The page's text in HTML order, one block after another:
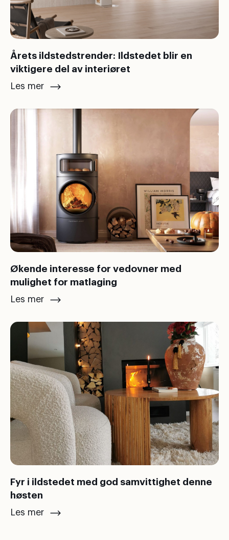
Årets ildstedstrender: Ildstedet blir en
viktigere del av interiøret
Les mer
Økende interesse for vedovner med
mulighet for matlaging
Les mer
Fyr i ildstedet med god samvittighet denne
høsten
Les mer